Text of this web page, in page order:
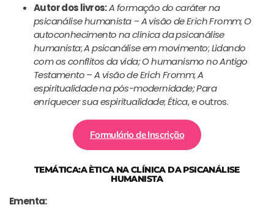
Autor dos livros:A formação do caráter na
psicanálise humanista – A visão de Erich Fromm;O
autoconhecimento na clínica da psicanálise
humanista;A psicanálise em movimento;Lidando
com os conflitos da vida;O humanismo no Antigo
Testamento – A visão de Erich Fromm;A
espiritualidade na pós-modernidade;Para
enriquecer sua espiritualidade;Ética, e outros.
Formulário de Inscrição
TEMÁTICA:A ÈTICA NA CLÍNICA DA PSICANÁLISE
HUMANISTA
Ementa: